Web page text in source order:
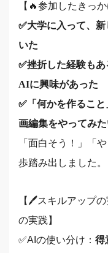
【🔥参加したきっか
✅️大学に入って、
いた
✅️挫折した経験も
AIに興味があった
✅️「何かを作るこ
画編集をやってみた
「面白そう！」「
歩踏み出しました。
【🖊️スキルアップ
の実践】
✅️AIの使い分け： 得